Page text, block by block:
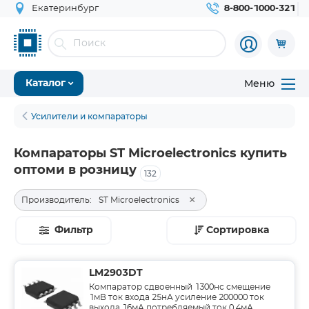
Екатеринбург 8-800-1000-321
Каталог Меню
Усилители и компараторы
Компараторы ST Microelectronics купить
оптоми в розницу
132
Производитель: ST Microelectronics ×
Фильтр Сортировка
LM2903DT
Компаратор сдвоенный 1300нс смещение
1мВ ток входа 25нА усиление 200000 ток